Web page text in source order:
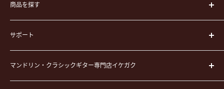
商品を探す
楽器
楽器ケース
弦
ピック
演奏用品
サポート
運営会社
イケガクについて
お買い物ガイド
マンドリン・クラシックギター専門店イケガク
〒171-0021 東京都豊島区西池袋3-23-5 芦沢ビル2F